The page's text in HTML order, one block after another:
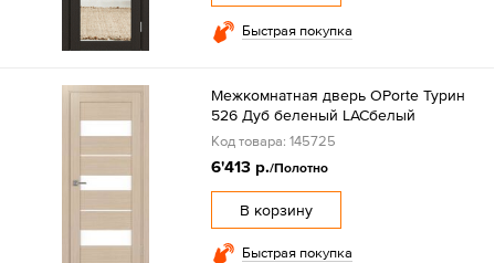
Быстрая покупка
Межкомнатная дверь OPorte Турин
526 Дуб беленый LACбелый
Код товара: 145725
6'413 р./Полотно
В корзину
Быстрая покупка